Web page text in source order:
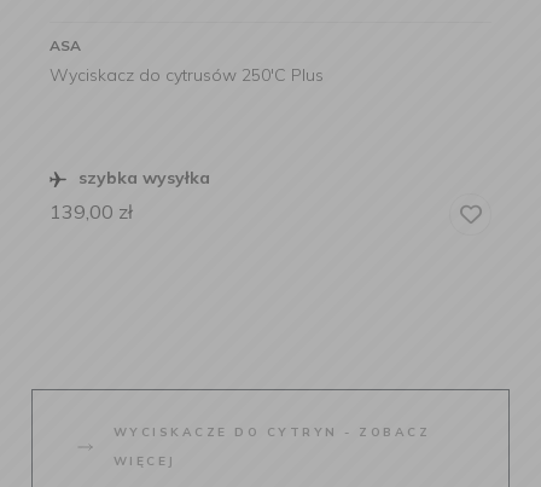
ASA
Wyciskacz do cytrusów 250'C Plus
szybka wysyłka
139,00 zł
WYCISKACZE DO CYTRYN - ZOBACZ
WIĘCEJ